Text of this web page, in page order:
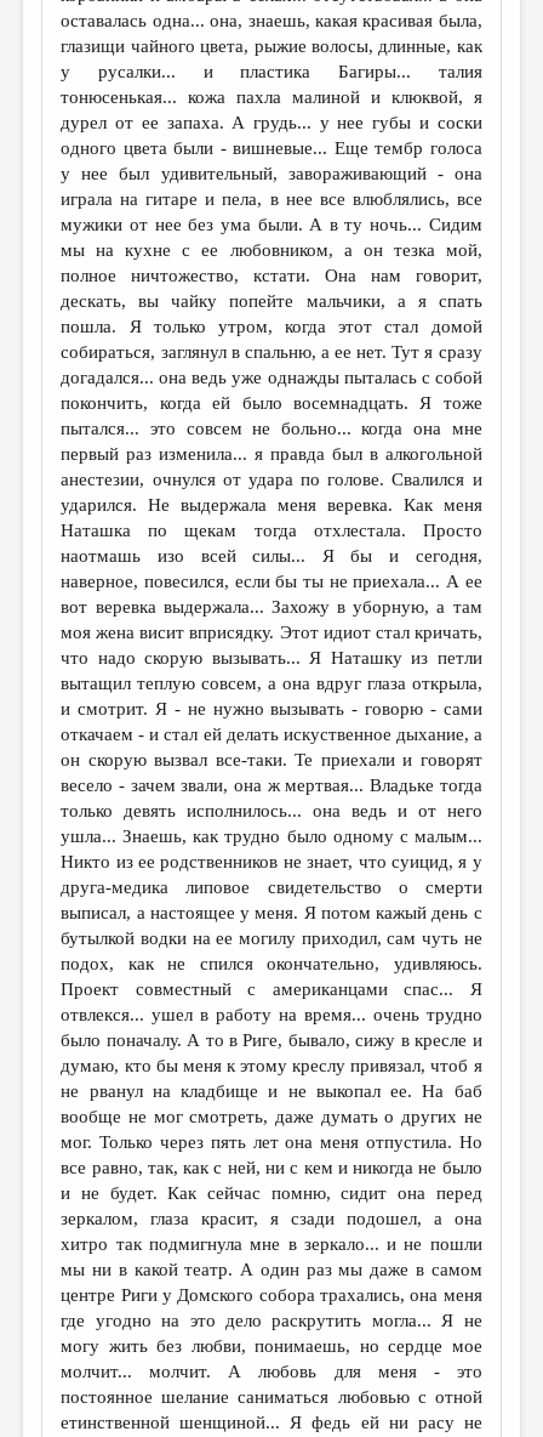
оставалась одна... она, знаешь, какая красивая была,
глазищи чайного цвета, рыжие волосы, длинные, как
у русалки... и пластика Багиры... талия
тонюсенькая... кожа пахла малиной и клюквой, я
дурел от ее запаха. А грудь... у нее губы и соски
одного цвета были - вишневые... Еще тембр голоса
у нее был удивительный, завораживающий - она
играла на гитаре и пела, в нее все влюблялись, все
мужики от нее без ума были. А в ту ночь... Сидим
мы на кухне с ее любовником, а он тезка мой,
полное ничтожество, кстати. Она нам говорит,
дескать, вы чайку попейте мальчики, а я спать
пошла. Я только утром, когда этот стал домой
собираться, заглянул в спальню, а ее нет. Тут я сразу
догадался... она ведь уже однажды пыталась с собой
покончить, когда ей было восемнадцать. Я тоже
пытался... это совсем не больно... когда она мне
первый раз изменила... я правда был в алкогольной
анестезии, очнулся от удара по голове. Свалился и
ударился. Не выдержала меня веревка. Как меня
Наташка по щекам тогда отхлестала. Просто
наотмашь изо всей силы... Я бы и сегодня,
наверное, повесился, если бы ты не приехала... А ее
вот веревка выдержала... Захожу в уборную, а там
моя жена висит вприсядку. Этот идиот стал кричать,
что надо скорую вызывать... Я Наташку из петли
вытащил теплую совсем, а она вдруг глаза открыла,
и смотрит. Я - не нужно вызывать - говорю - сами
откачаем - и стал ей делать искуственное дыхание, а
он скорую вызвал все-таки. Те приехали и говорят
весело - зачем звали, она ж мертвая... Владьке тогда
только девять исполнилось... она ведь и от него
ушла... Знаешь, как трудно было одному с малым...
Никто из ее родственников не знает, что суицид, я у
друга-медика липовое свидетельство о смерти
выписал, а настоящее у меня. Я потом кажый день с
бутылкой водки на ее могилу приходил, сам чуть не
подох, как не спился окончательно, удивляюсь.
Проект совместный с американцами спас... Я
отвлекся... ушел в работу на время... очень трудно
было поначалу. А то в Риге, бывало, сижу в кресле и
думаю, кто бы меня к этому креслу привязал, чтоб я
не рванул на кладбище и не выкопал ее. На баб
вообще не мог смотреть, даже думать о других не
мог. Только через пять лет она меня отпустила. Но
все равно, так, как с ней, ни с кем и никогда не было
и не будет. Как сейчас помню, сидит она перед
зеркалом, глаза красит, я сзади подошел, а она
хитро так подмигнула мне в зеркало... и не пошли
мы ни в какой театр. А один раз мы даже в самом
центре Риги у Домского собора трахались, она меня
где угодно на это дело раскрутить могла... Я не
могу жить без любви, понимаешь, но сердце мое
молчит... молчит. А любовь для меня - это
постоянное шелание саниматься любовью с отной
етинственной шенщиной... Я федь ей ни расу не